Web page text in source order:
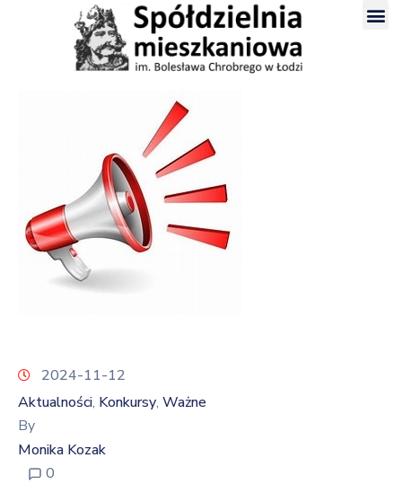
2024-11-12
Aktualności‚ Konkursy‚ Ważne
By
Monika Kozak
0